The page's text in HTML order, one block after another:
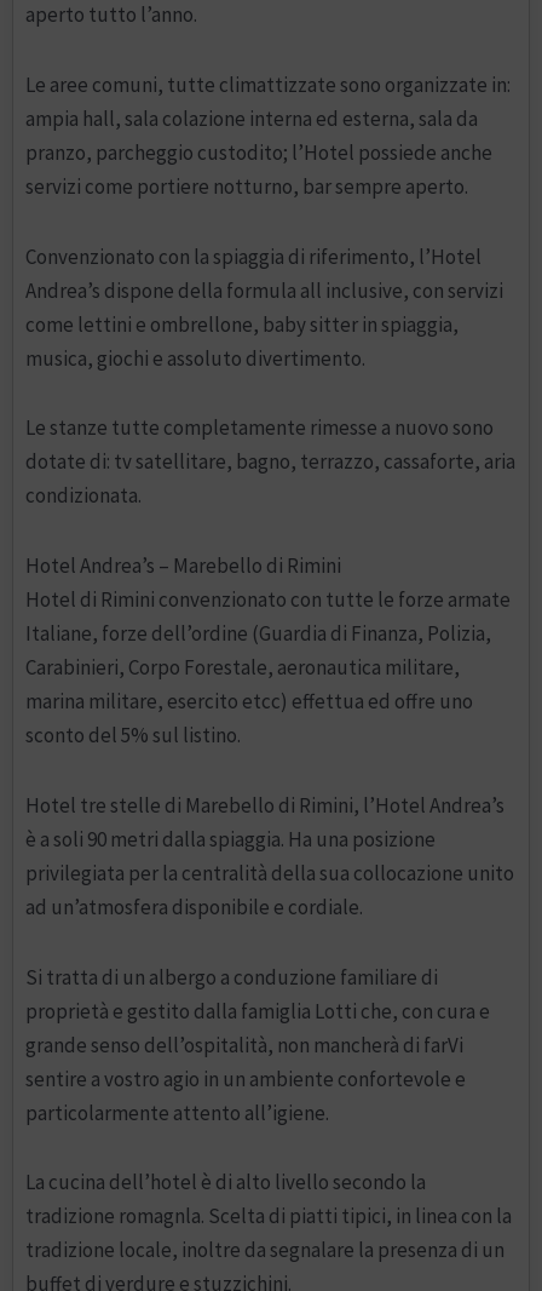
aperto tutto l’anno.
Le aree comuni, tutte climattizzate sono organizzate in:
ampia hall, sala colazione interna ed esterna, sala da
pranzo, parcheggio custodito; l’Hotel possiede anche
servizi come portiere notturno, bar sempre aperto.
Convenzionato con la spiaggia di riferimento, l’Hotel
Andrea’s dispone della formula all inclusive, con servizi
come lettini e ombrellone, baby sitter in spiaggia,
musica, giochi e assoluto divertimento.
Le stanze tutte completamente rimesse a nuovo sono
dotate di: tv satellitare, bagno, terrazzo, cassaforte, aria
condizionata.
Hotel Andrea’s – Marebello di Rimini
Hotel di Rimini convenzionato con tutte le forze armate
Italiane, forze dell’ordine (Guardia di Finanza, Polizia,
Carabinieri, Corpo Forestale, aeronautica militare,
marina militare, esercito etcc) effettua ed offre uno
sconto del 5% sul listino.
Hotel tre stelle di Marebello di Rimini, l’Hotel Andrea’s
è a soli 90 metri dalla spiaggia. Ha una posizione
privilegiata per la centralità della sua collocazione unito
ad un’atmosfera disponibile e cordiale.
Si tratta di un albergo a conduzione familiare di
proprietà e gestito dalla famiglia Lotti che, con cura e
grande senso dell’ospitalità, non mancherà di farVi
sentire a vostro agio in un ambiente confortevole e
particolarmente attento all’igiene.
La cucina dell’hotel è di alto livello secondo la
tradizione romagnla. Scelta di piatti tipici, in linea con la
tradizione locale, inoltre da segnalare la presenza di un
buffet di verdure e stuzzichini.